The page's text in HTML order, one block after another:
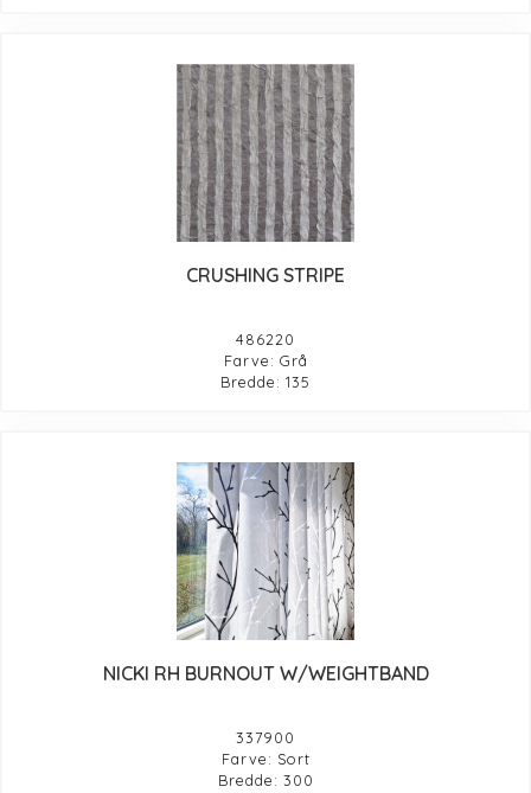
CRUSHING STRIPE
486220
Farve: Grå
Bredde: 135
NICKI RH BURNOUT W/WEIGHTBAND
337900
Farve: Sort
Bredde: 300